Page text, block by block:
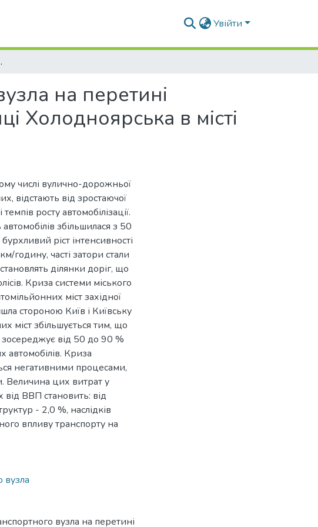
Увійти
в місті Києві
на перетині
Холодноярська в місті
числі вулично-дорожньої
відстають від зростаючої
росту автомобілізації.
збільшилася з 50
ріст інтенсивності
часті затори стали
ділянки доріг, що
Криза системи міського
міст західної
стороною Київ і Київську
міст збільшується тим, що
від 50 до 90 %
автомобілів. Криза
негативними процесами,
Величина цих витрат у
від ВВП становить: від
- 2,0 %, наслідків
впливу транспорту на
вузла
вузла на перетині